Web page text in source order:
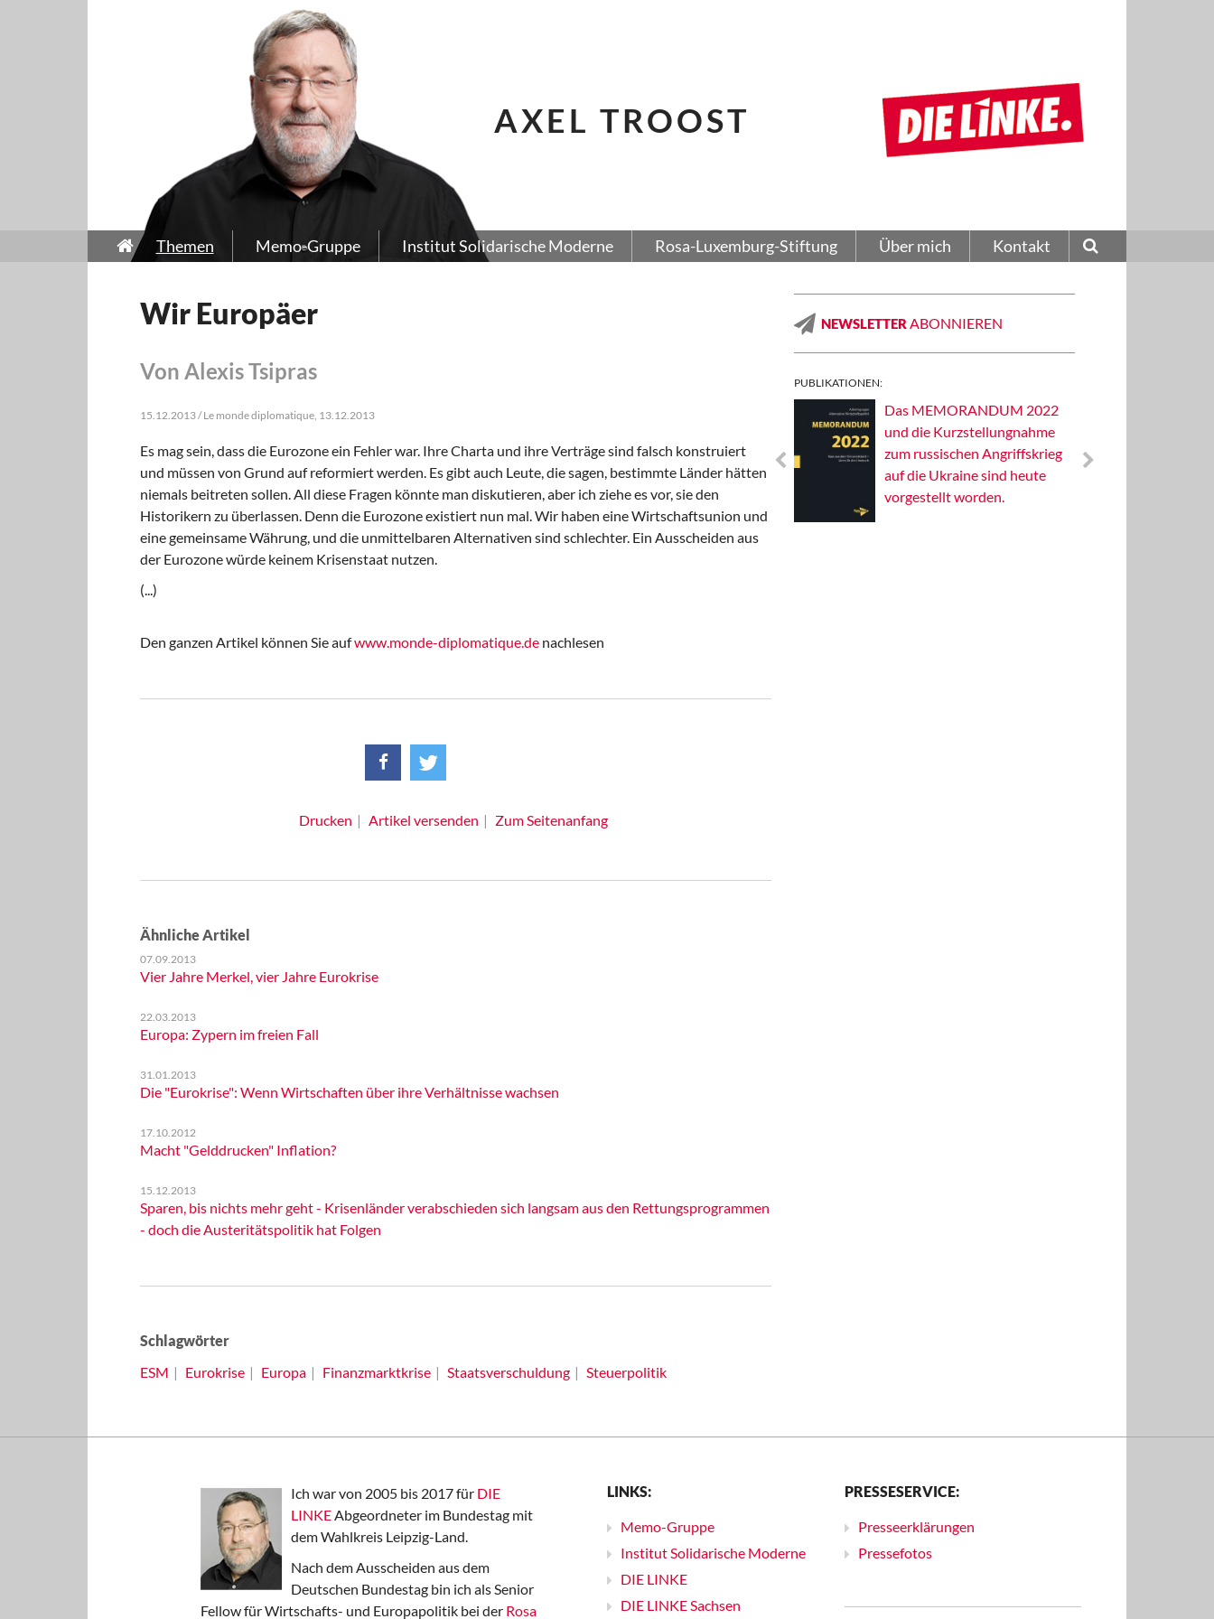
AXEL TROOST
Themen Memo-Gruppe Institut Solidarische Moderne Rosa-Luxemburg-Stiftung Über mich Kontakt
Wir Europäer
Von Alexis Tsipras
15.12.2013 / Le monde diplomatique, 13.12.2013
Es mag sein, dass die Eurozone ein Fehler war. Ihre Charta und ihre Verträge sind falsch konstruiert
und müssen von Grund auf reformiert werden. Es gibt auch Leute, die sagen, bestimmte Länder hätten
niemals beitreten sollen. All diese Fragen könnte man diskutieren, aber ich ziehe es vor, sie den
Historikern zu überlassen. Denn die Eurozone existiert nun mal. Wir haben eine Wirtschaftsunion und
eine gemeinsame Währung, und die unmittelbaren Alternativen sind schlechter. Ein Ausscheiden aus
der Eurozone würde keinem Krisenstaat nutzen.
(...)
Den ganzen Artikel können Sie aufwww.monde-diplomatique.denachlesen
Drucken Artikel versenden Zum Seitenanfang
Ähnliche Artikel
07.09.2013
Vier Jahre Merkel, vier Jahre Eurokrise
22.03.2013
Europa: Zypern im freien Fall
31.01.2013
Die "Eurokrise": Wenn Wirtschaften über ihre Verhältnisse wachsen
17.10.2012
Macht "Gelddrucken" Inflation?
15.12.2013
Sparen, bis nichts mehr geht - Krisenländer verabschieden sich langsam aus den Rettungsprogrammen
- doch die Austeritätspolitik hat Folgen
Schlagwörter
ESM
Eurokrise Europa Finanzmarktkrise Staatsverschuldung Steuerpolitik
NEWSLETTER ABONNIEREN
PUBLIKATIONEN:
Das MEMORANDUM 2022
und die Kurzstellungnahme
zum russischen Angriffskrieg
auf die Ukraine sind heute
vorgestellt worden.
Ich war von 2005 bis 2017 für DIE
LINKEAbgeordneter im Bundestag mit
dem Wahlkreis Leipzig-Land.
Nach dem Ausscheiden aus dem
Deutschen Bundestag bin ich als Senior
Fellow für Wirtschafts- und Europapolitik bei der Rosa
LINKS:
Memo-Gruppe
Institut Solidarische Moderne
DIE LINKE
DIE LINKE Sachsen
PRESSESERVICE:
Presseerklärungen
Pressefotos